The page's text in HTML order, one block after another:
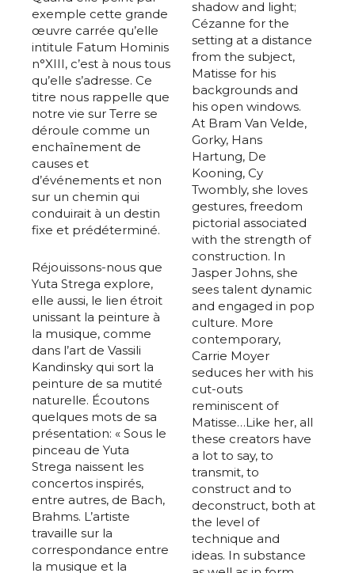
exemple cette grande
œuvre carrée qu’elle
intitule Fatum Hominis
n°XIII, c’est à nous tous
qu’elle s’adresse. Ce
titre nous rappelle que
notre vie sur Terre se
déroule comme un
enchaînement de
causes et
d’événements et non
sur un chemin qui
conduirait à un destin
fixe et prédéterminé.
Réjouissons-nous que
Yuta Strega explore,
elle aussi, le lien étroit
unissant la peinture à
la musique, comme
dans l’art de Vassili
Kandinsky qui sort la
peinture de sa mutité
naturelle. Écoutons
quelques mots de sa
présentation: « Sous le
pinceau de Yuta
Strega naissent les
concertos inspirés,
entre autres, de Bach,
Brahms. L’artiste
travaille sur la
correspondance entre
la musique et la
shadow and light;
Cézanne for the
setting at a distance
from the subject,
Matisse for his
backgrounds and
his open windows.
At Bram Van Velde,
Gorky, Hans
Hartung, De
Kooning, Cy
Twombly, she loves
gestures, freedom
pictorial associated
with the strength of
construction. In
Jasper Johns, she
sees talent dynamic
and engaged in pop
culture. More
contemporary,
Carrie Moyer
seduces her with his
cut-outs
reminiscent of
Matisse…Like her, all
these creators have
a lot to say, to
transmit, to
construct and to
deconstruct, both at
the level of
technique and
ideas. In substance